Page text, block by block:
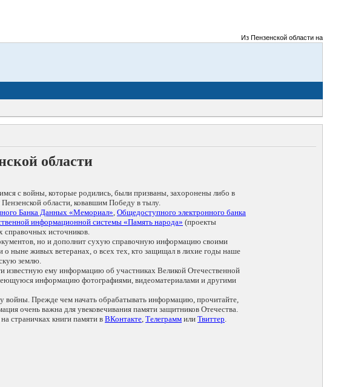
Из Пензенской области на
области
с войны, которые родились, были призваны, захоронены либо в
области, ковавшим Победу в тылу.
Банка Данных «Мемориал», Общедоступного электронного банка
информационной системы «Память народа» (проекты
справочных источников.
но и дополнит сухую справочную информацию своими
ныне живых ветеранах, о всех тех, кто защищал в лихие годы наше
землю.
ему информацию об участниках Великой Отечественной
информацию фотографиями, видеоматериалами и другими
войны. Прежде чем начать обрабатывать информацию, прочитайте,
очень важна для увековечивания памяти защитников Отечества.
страничках книги памяти вВКонтакте, Телеграмм или Твиттер.